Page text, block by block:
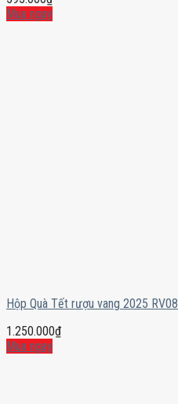
Mua ngay
Hộp Quà Tết rượu vang 2025 RV08
1.250.000₫
Mua ngay